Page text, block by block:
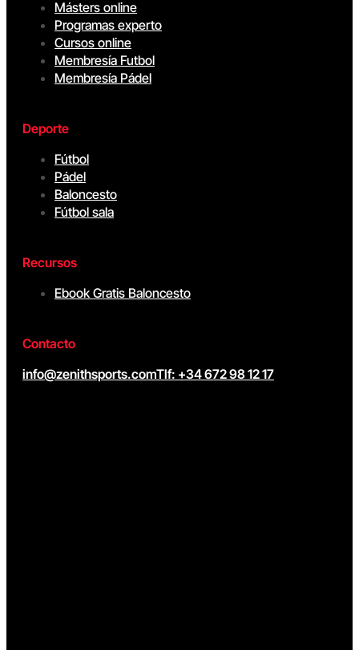
Másters online
Programas experto
Cursos online
Membresía Futbol
Membresía Pádel
Deporte
Fútbol
Pádel
Baloncesto
Fútbol sala
Recursos
Ebook Gratis Baloncesto
Contacto
info@zenithsports.comTlf: +34 672 98 12 17